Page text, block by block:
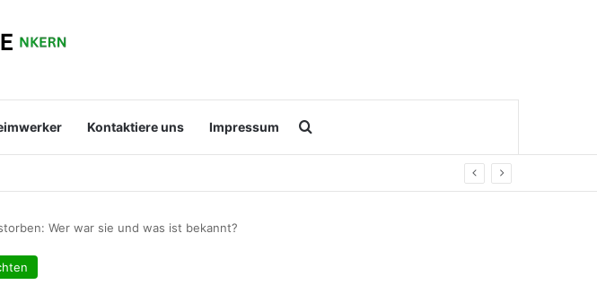
Kontaktiere uns Impressum Search for
Wer war sie und was ist bekannt?